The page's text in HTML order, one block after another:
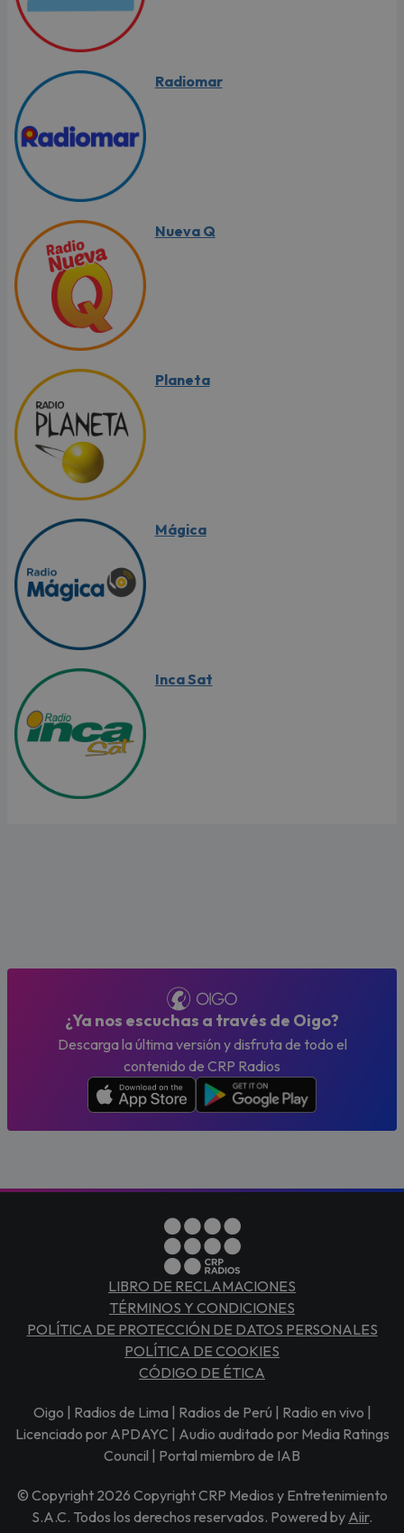
Radiomar
Nueva Q
Planeta
Mágica
Inca Sat
¿Ya nos escuchas a través de Oigo?
Descarga la última versión y disfruta de todo el
contenido de CRP Radios
LIBRO DE RECLAMACIONES
TÉRMINOS Y CONDICIONES
POLÍTICA DE PROTECCIÓN DE DATOS PERSONALES
POLÍTICA DE COOKIES
CÓDIGO DE ÉTICA
Oigo | Radios de Lima | Radios de Perú | Radio en vivo |
Licenciado por APDAYC | Audio auditado por Media Ratings
Council | Portal miembro de IAB
© Copyright 2026 Copyright CRP Medios y Entretenimiento
S.A.C. Todos los derechos reservados. Powered by Aiir.